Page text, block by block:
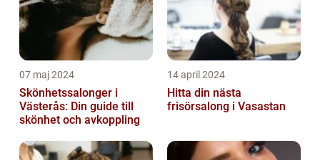
07 maj 2024
Skönhetssalonger i
Västerås: Din guide till
skönhet och avkoppling
14 april 2024
Hitta din nästa
frisörsalong i Vasastan